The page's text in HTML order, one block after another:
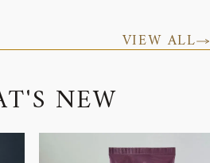
VIEW ALL
T'S NEW